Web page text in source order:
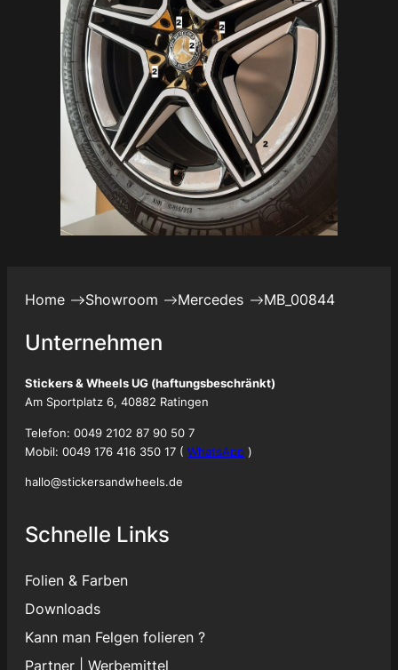
Home Showroom Mercedes MB_00844
Unternehmen
Stickers & Wheels UG (haftungsbeschränkt)
Am Sportplatz 6, 40882 Ratingen
Telefon: 0049 2102 87 90 50 7
Mobil: 0049 176 416 350 17 ( WhatsApp )
hallo@stickersandwheels.de
Schnelle Links
Folien & Farben
Downloads
Kann man Felgen folieren ?
Partner
Werbemittel